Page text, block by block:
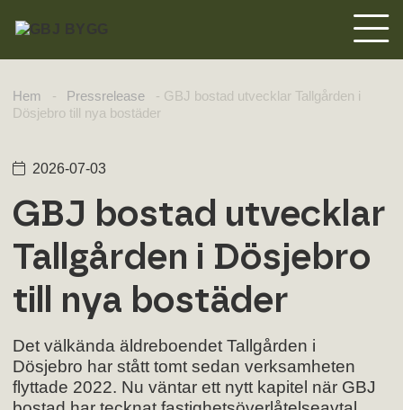
Hem - Pressrelease - GBJ bostad utvecklar Tallgården i
Dösjebro till nya bostäder
2026-07-03
GBJ bostad utvecklar
Tallgården i Dösjebro
till nya bostäder
Det välkända äldreboendet Tallgården i
Dösjebro har stått tomt sedan verksamheten
flyttade 2022. Nu väntar ett nytt kapitel när GBJ